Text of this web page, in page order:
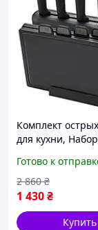
Комплект
для кухни,
поварские набор
для кухни SG-20
Готово к
1 430₴
2 860 ₴
Купить